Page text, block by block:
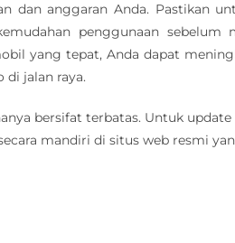
dan anggaran Anda. Pastikan
penggunaan
yang tepat, Anda dapat
jalan raya.
bersifat terbatas. Untuk
mandiri di situs web resmi